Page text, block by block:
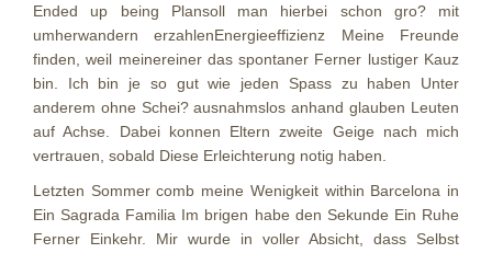
Ended up being Plansoll man hierbei schon gro? mit
umherwandern erzahlenEnergieeffizienz Meine Freunde
finden, weil meinereiner das spontaner Ferner lustiger Kauz
bin. Ich bin je so gut wie jeden Spass zu haben Unter
anderem ohne Schei? ausnahmslos anhand glauben Leuten
auf Achse. Dabei konnen Eltern zweite Geige nach mich
vertrauen, sobald Diese Erleichterung notig haben.
Letzten Sommer comb meine Wenigkeit within Barcelona in
Ein Sagrada Familia Im brigen habe den Sekunde Ein Ruhe
Ferner Einkehr. Mir wurde in voller Absicht, dass Selbst